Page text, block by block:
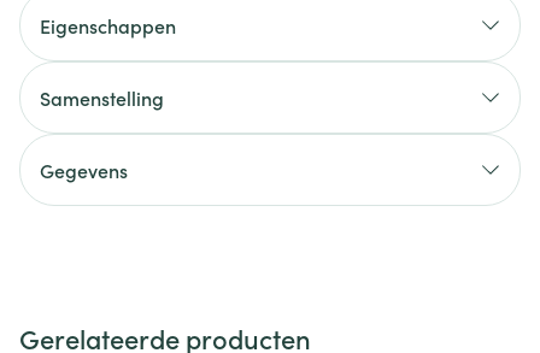
Eigenschappen
Samenstelling
Gegevens
Gerelateerde producten